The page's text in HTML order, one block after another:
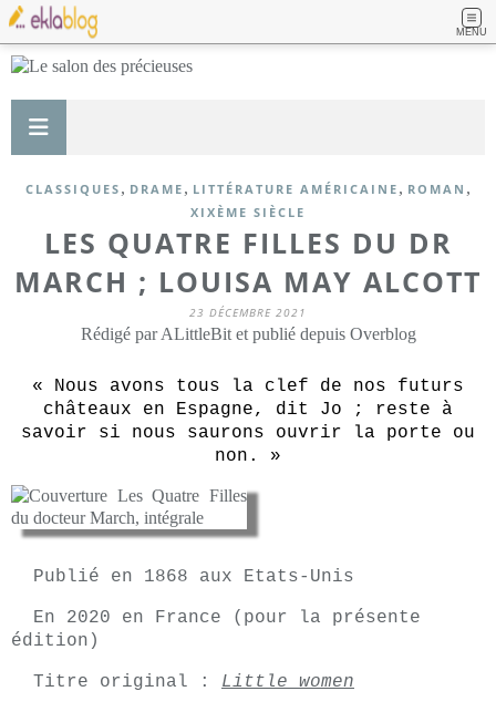
MENU
CLASSIQUES , DRAME , LITTÉRATURE AMÉRICAINE , ROMAN ,
XIXÈME SIÈCLE
LES QUATRE FILLES DU DR
MARCH ; LOUISA MAY ALCOTT
23 DÉCEMBRE 2021
Rédigé par ALittleBit et publié depuis Overblog
« Nous avons tous la clef de nos futurs
châteaux en Espagne, dit Jo ; reste à
savoir si nous saurons ouvrir la porte ou
non. »
Publié en 1868 aux Etats-Unis
En 2020 en France (pour la présente
édition)
Titre original : Little women